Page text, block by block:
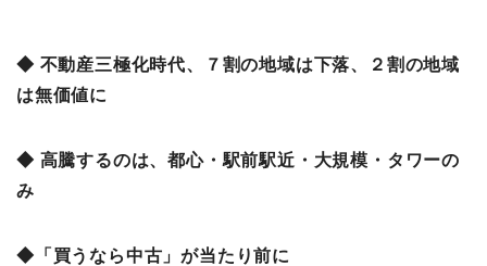
◆ 不動産三極化時代、７割の地域は下落、２割の地域
は無価値に
◆ 高騰するのは、都心・駅前駅近・大規模・タワーの
み
◆「買うなら中古」が当たり前に